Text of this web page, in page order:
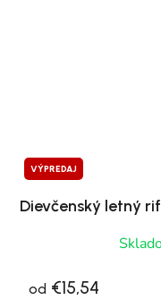
VÝPREDAJ
Dievčenský letný
od €15,54